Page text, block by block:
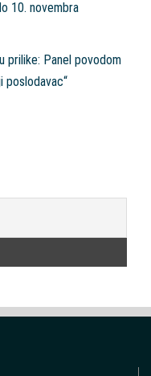
10. novembra
prilike: Panel povodom
poslodavac“